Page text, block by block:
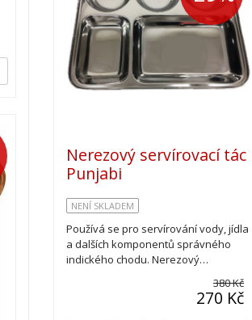
Nerezový servírovací tác
Punjabi
NENÍ SKLADEM
Používá se pro servírování vody, jídla
a dalších komponentů správného
indického chodu. Nerezový…
380 Kč
270 Kč